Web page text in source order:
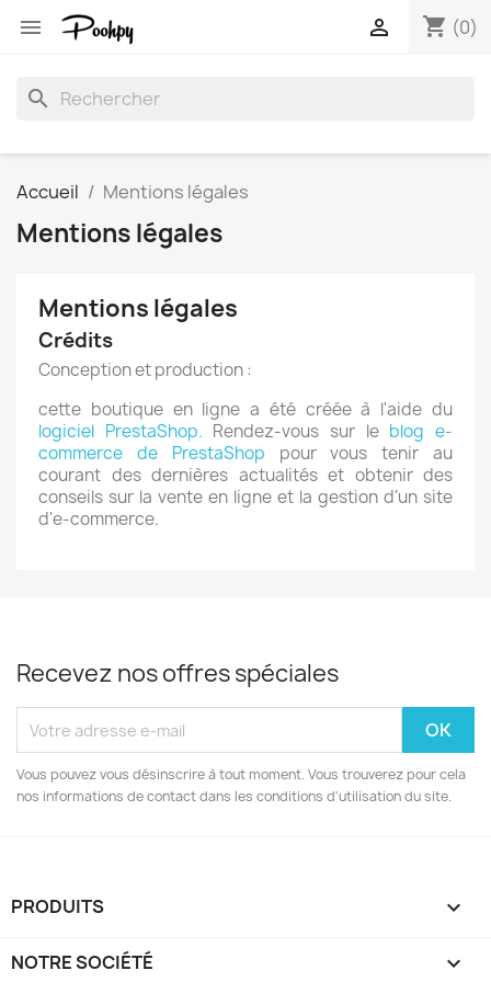
 shopping_cart (0)

search
Accueil Mentions légales
Mentions légales
Mentions légales
Crédits
Conception et production :
cette boutique en ligne a été créée à l'aide du
logiciel PrestaShop. Rendez-vous sur le blog e-
commerce de PrestaShop pour vous tenir au
courant des dernières actualités et obtenir des
conseils sur la vente en ligne et la gestion d'un site
d'e-commerce.
Recevez nos offres spéciales
Vous pouvez vous désinscrire à tout moment. Vous trouverez pour cela
nos informations de contact dans les conditions d'utilisation du site.
PRODUITS 
NOTRE SOCIÉTÉ 